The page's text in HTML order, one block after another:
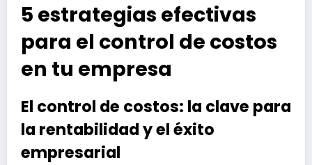
5 estrategias efectivas
para el control de costos
en tu empresa
El control de costos: la clave para
la rentabilidad y el éxito
empresarial